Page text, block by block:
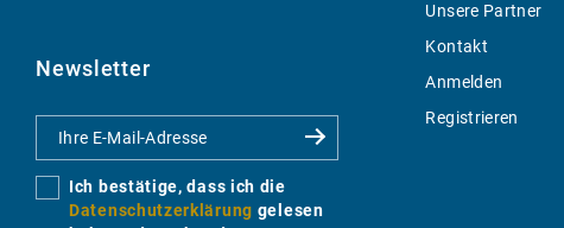
Newsletter
Ich bestätige, dass ich die
Datenschutzerklärung gelesen
Unsere Partner
Kontakt
Anmelden
Registrieren